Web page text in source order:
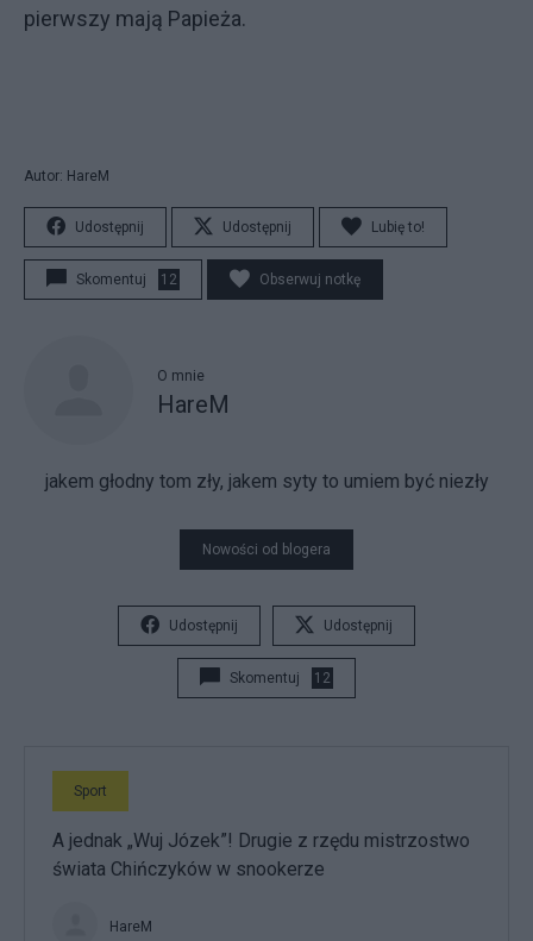
pierwszy mają Papieża.
Autor: HareM
Udostępnij Udostępnij Lubię to!
Skomentuj 12 Obserwuj notkę
O mnie
HareM
jakem głodny tom zły, jakem syty to umiem być niezły
Nowości od blogera
Udostępnij Udostępnij
Skomentuj 12
Sport
A jednak „Wuj Józek”! Drugie z rzędu mistrzostwo
świata Chińczyków w snookerze
HareM